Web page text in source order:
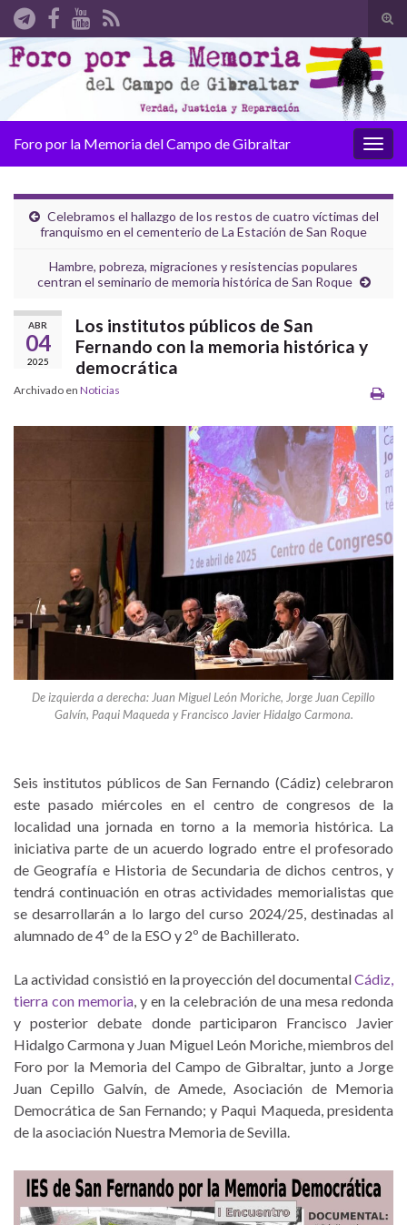
el
de
Search for:
la
Foro por la Memoria del Campo de Gibraltar
Celebramos el hallazgo de los restos de cuatro víctimas del
franquismo en el cementerio de La Estación de San Roque
Hambre, pobreza, migraciones y resistencias populares
centran el seminario de memoria histórica de San Roque
ABR
04
2025
Los institutos públicos de San
Fernando con la memoria histórica y
democrática
Archivado en Noticias
De izquierda a derecha: Juan Miguel León Moriche, Jorge Juan Cepillo
Galvín, Paqui Maqueda y Francisco Javier Hidalgo Carmona.
Seis institutos públicos de San Fernando (Cádiz) celebraron
este pasado miércoles en el centro de congresos de la
localidad una jornada en torno a la memoria histórica. La
iniciativa parte de un acuerdo logrado entre el profesorado
de Geografía e Historia de Secundaria de dichos centros, y
tendrá continuación en otras actividades memorialistas que
se desarrollarán a lo largo del curso 2024/25, destinadas al
alumnado de 4º de la ESO y 2º de Bachillerato.
La actividad consistió en la proyección del documentalCádiz,
tierra con memoria, y en la celebración de una mesa redonda
y posterior debate donde participaron Francisco Javier
Hidalgo Carmona y Juan Miguel León Moriche, miembros del
Foro por la Memoria del Campo de Gibraltar, junto a Jorge
Juan Cepillo Galvín, de Amede, Asociación de Memoria
Democrática de San Fernando; y Paqui Maqueda, presidenta
de la asociación Nuestra Memoria de Sevilla.